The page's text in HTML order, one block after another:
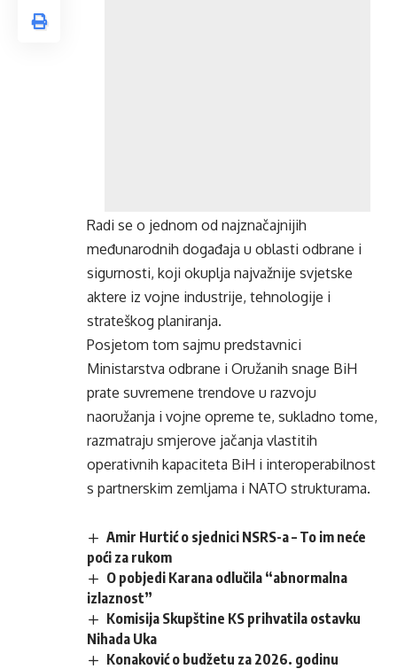
Radi se o jednom od najznačajnijih
međunarodnih događaja u oblasti odbrane i
sigurnosti, koji okuplja najvažnije svjetske
aktere iz vojne industrije, tehnologije i
strateškog planiranja.
Posjetom tom sajmu predstavnici
Ministarstva odbrane i Oružanih snage BiH
prate suvremene trendove u razvoju
naoružanja i vojne opreme te, sukladno tome,
razmatraju smjerove jačanja vlastitih
operativnih kapaciteta BiH i interoperabilnost
s partnerskim zemljama i NATO strukturama.
Amir Hurtić o sjednici NSRS-a – To im neće
poći za rukom
O pobjedi Karana odlučila “abnormalna
izlaznost”
Komisija Skupštine KS prihvatila ostavku
Nihada Uka
Konaković o budžetu za 2026. godinu